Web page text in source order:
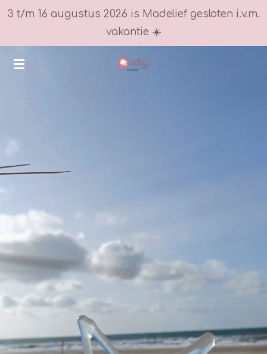
Ga
naar
de
3 t/m 16 augustus 2026 is Madelief gesloten i.v.m.
vakantie ☀️